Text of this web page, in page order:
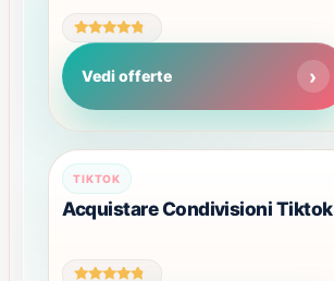
Valutato
su 5
Vedi offerte
TIKTOK
Acquistare Condivisioni Tiktok
Questo
prodotto